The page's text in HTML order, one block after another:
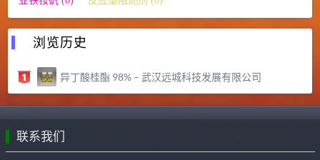
浏览历史
异丁酸桂酯 98% – 武汉远城科技发展有限公司
联系我们